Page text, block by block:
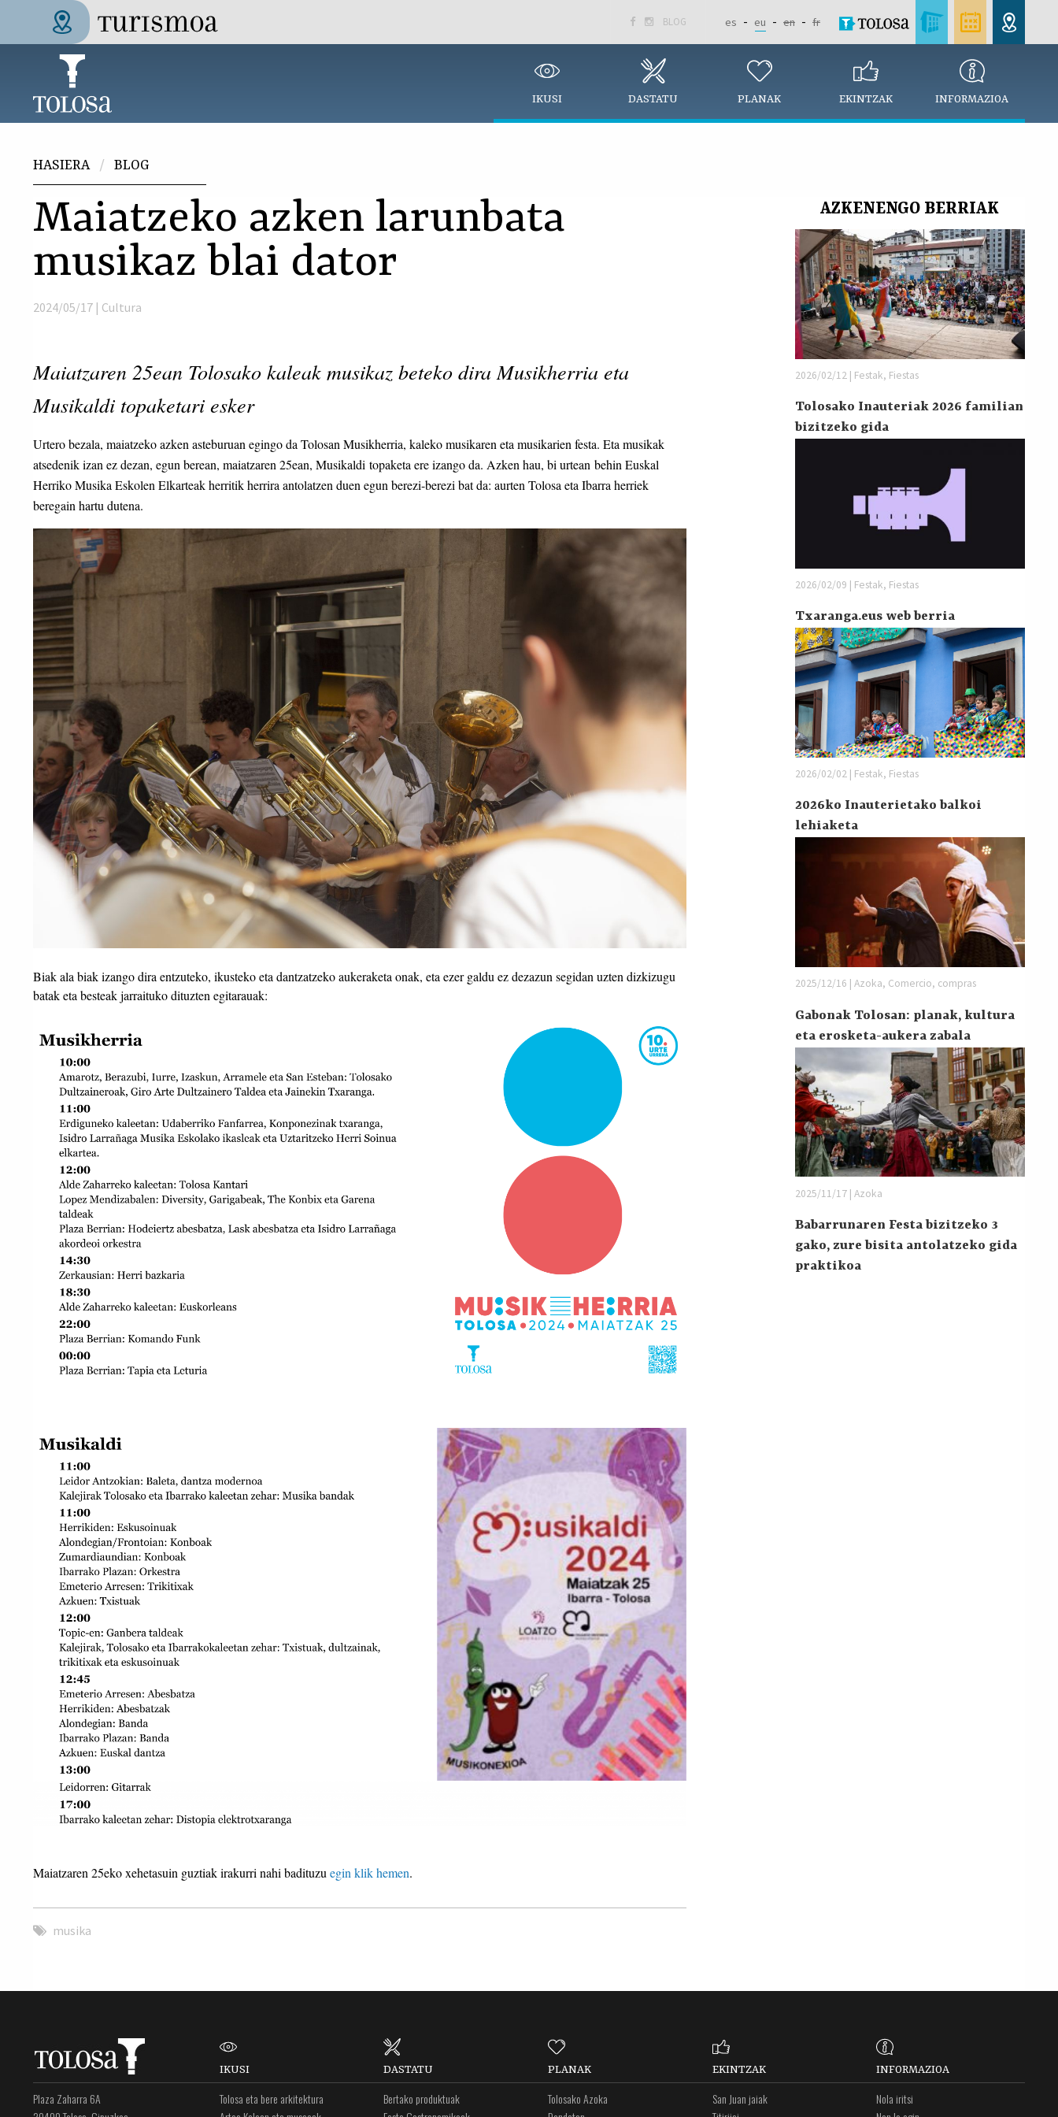
Skip to main content
Tolosa Turismoa
  BLOG es eu en fr
IKUSI DASTATU PLANAK EKINTZAK INFORMAZIOA
HASIERA BLOG
Maiatzeko azken larunbata
musikaz blai dator
2024/05/17 | Cultura
Maiatzaren 25ean Tolosako kaleak musikaz beteko dira Musikherria eta
Musikaldi topaketari esker
Urtero bezala, maiatzeko azken asteburuan egingo da Tolosan Musikherria, kaleko musikaren eta musikarien festa. Eta musikak
atsedenik izan ez dezan, egun berean, maiatzaren 25ean, Musikaldi topaketa ere izango da. Azken hau, bi urtean behin Euskal
Herriko Musika Eskolen Elkarteak herritik herrira antolatzen duen egun berezi-berezi bat da: aurten Tolosa eta Ibarra herriek
beregain hartu dutena.
Biak ala biak izango dira entzuteko, ikusteko eta dantzatzeko aukeraketa onak, eta ezer galdu ez dezazun segidan uzten dizkizugu
batak eta besteak jarraituko dituzten egitarauak:
Maiatzaren 25eko xehetasuin guztiak irakurri nahi badituzu egin klik hemen.
musika
AZKENENGO BERRIAK
2026/02/12 | Festak, Fiestas
Tolosako Inauteriak 2026 familian
bizitzeko gida
2026/02/09 | Festak, Fiestas
Txaranga.eus web berria
2026/02/02 | Festak, Fiestas
2026ko Inauterietako balkoi
lehiaketa
2025/12/16 | Azoka, Comercio, compras
Gabonak Tolosan: planak, kultura
eta erosketa-aukera zabala
2025/11/17 | Azoka
Babarrunaren Festa bizitzeko 3
gako, zure bisita antolatzeko gida
praktikoa
IKUSI
Tolosa eta bere arkitektura
DASTATU
Bertako produktuak
PLANAK
Tolosako Azoka
EKINTZAK
San Juan jaiak
INFORMAZIOA
Nola iritsi
Plaza Zaharra 6A